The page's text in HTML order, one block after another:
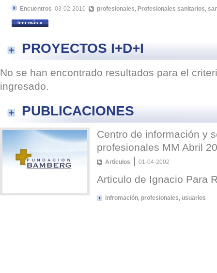
Encuentros 03-02-2010 profesionales, Profesionales sanitarios,
leer más »
PROYECTOS I+D+I
No se han encontrado resultados para el
ingresado.
PUBLICACIONES
Centro de información y
profesionales MM Abril
Artículos | 01-04-2002
Articulo de Ignacio Para
infromación, profesionales, usuarios